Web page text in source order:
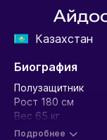
Казахстан
Биография
Полузащитник
Рост 180 см
Вес 65 кг
Подробнее